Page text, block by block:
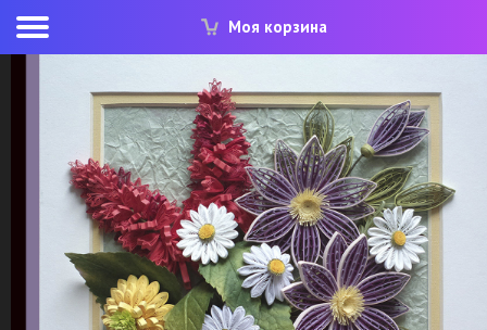
Моя корзина